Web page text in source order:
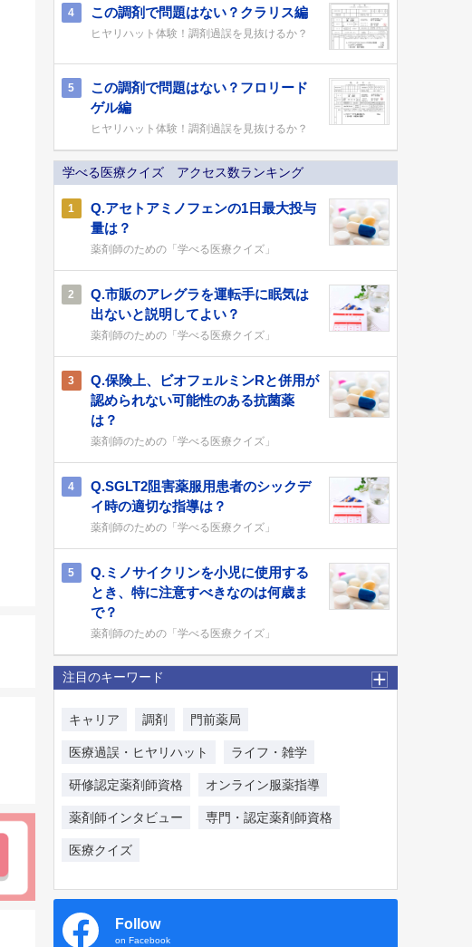
4 この調剤で問題はない？クラリス編
ヒヤリハット体験！調剤過誤を見抜けるか？
5
この調剤で問題はない？フロリード
ゲル編
ヒヤリハット体験！調剤過誤を見抜けるか？
学べる医療クイズ アクセス数ランキング
1
Q.アセトアミノフェンの1日最大投与
量は？
薬剤師のための「学べる医療クイズ」
2
Q.市販のアレグラを運転手に眠気は
出ないと説明してよい？
薬剤師のための「学べる医療クイズ」
3
Q.保険上、ビオフェルミンRと併用が
認められない可能性のある抗菌薬
は？
薬剤師のための「学べる医療クイズ」
4
Q.SGLT2阻害薬服用患者のシックデ
イ時の適切な指導は？
薬剤師のための「学べる医療クイズ」
5
Q.ミノサイクリンを小児に使用する
とき、特に注意すべきなのは何歳ま
で？
薬剤師のための「学べる医療クイズ」
注目のキーワード
キャリア 調剤 門前薬局
医療過誤・ヒヤリハット ライフ・雑学
研修認定薬剤師資格 オンライン服薬指導
薬剤師インタビュー 専門・認定薬剤師資格
医療クイズ
Follow
on Facebook